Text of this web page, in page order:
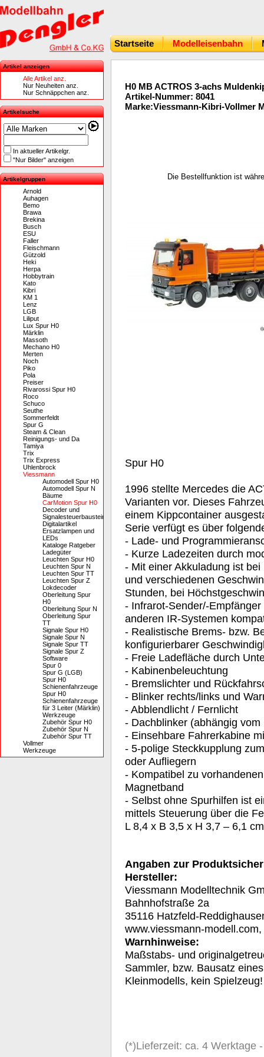
Startseite Modelleisenbahn
Artikel anzeigen
Alle Artikel anz.
Nur Neuheiten anz.
Nur Schnäppchen anz.
Artikelsuche
In aktueller Artikelgr.
"Nur Bilder" anzeigen
Artikelgruppen
Arnold
Auhagen
Bemo
Brawa
Brekina
Busch
ESU
Faller
Fleischmann
Gützold
Heki
Herpa
Hobbytrain
Kato
Kibri
KM 1
Lenz
LGB
Liliput
Lux Spur H0
Märklin
Massoth
Mechano H0
Merten
Noch
Piko
Pola
Preiser
Rivarossi Spur H0
Roco
Schuco
Seuthe
Sommerfeldt
Spur G
Steam & Clean
Reinigungs- und Da
Tamiya
Trix
Trix Express
Uhlenbrock
Viessmann
Automodell Spur H0
Automodell Spur N
Bäume
CarMotion Spur H0
Decoder und
Signalesteuerbausteine
Digitalartikel
Ersatzlampen und
LEDs
Kataloge Ratgeber
Ladegüter
Leuchten Spur H0
Leuchten Spur N
Leuchten Spur TT
Leuchten Spur Z
Lokdecoder
Oberleitung Spur
H0
Oberleitung Spur N
Oberleitung Spur
TT
Signale Spur H0
Signale Spur N
Signale Spur TT
Signale Spur Z
Software
Spur 0
Spur G (LGB)
Spur H0
Schienenfahrzeuge
Spur H0
Schienenfahrzeuge
für 3 Leiter (Märklin)
Werkzeuge
Zubehör Spur H0
Zubehör Spur N
Zubehör Spur TT
Vollmer
Werkzeuge
H0 MB ACTROS 3-achs
Artikel-Nummer: 8041
Marke:Viessmann-Kibri-Vollmer
Die Bestellfunktion ist
Spur H0
1996 stellte Mercedes die
Varianten vor. Dieses
einem Kippcontainer
Serie verfügt es über
- Lade- und
- Kurze Ladezeiten durch
- Mit einer Akkuladung ist
und verschiedenen
Stunden, bei
- Infrarot-Sender/-
anderen IR-Systemen
- Realistische Brems- bzw.
konfigurierbarer
- Freie Ladefläche durch
- Kabinenbeleuchtung
- Bremslichter und
- Blinker rechts/links und
- Abblendlicht / Fernlicht
- Dachblinker (abhängig vom
- Einsehbare Fahrerkabine
- 5-polige Steckkupplung
oder Aufliegern
- Kompatibel zu
Magnetband
- Selbst ohne Spurhilfen ist
mittels Steuerung über die
L 8,4 x B 3,5 x H 3,7 – 6,1 cm
Angaben zur
Hersteller:
Viessmann Modelltechnik
Bahnhofstraße 2a
35116 Hatzfeld-
www.viessmann-modell.com,
Warnhinweise:
Maßstabs- und
Sammler, bzw. Bausatz
Kleinmodells, kein Spielzeug!
(*)Lieferzeit: ca. 4 Werktage